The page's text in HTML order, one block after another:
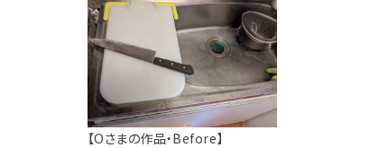
子ども・孫のためのDIY
新生活
アイディア作品・クラフト
フォトコンテスト
【Oさまの作品・Before】